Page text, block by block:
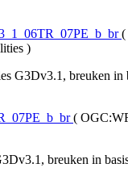
(
)
G3Dv3.1, breuken in
(
breuken in